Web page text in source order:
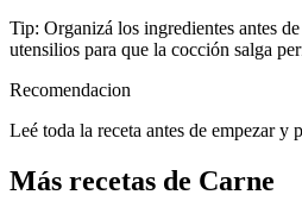
Tip: Organizá los ingredientes antes
utensilios para que la cocción salga
Recomendacion
Leé toda la receta antes de empezar y
Más recetas de Carne